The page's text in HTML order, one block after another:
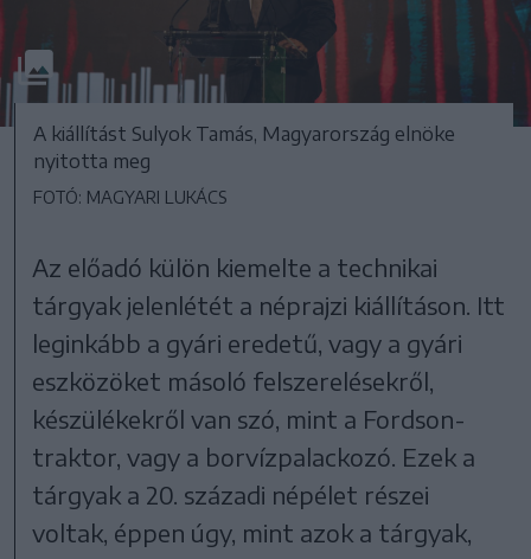
A kiállítást Sulyok Tamás, Magyarország elnöke
nyitotta meg
FOTÓ: MAGYARI LUKÁCS
Az előadó külön kiemelte a technikai
tárgyak jelenlétét a néprajzi kiállításon. Itt
leginkább a gyári eredetű, vagy a gyári
eszközöket másoló felszerelésekről,
készülékekről van szó, mint a Fordson-
traktor, vagy a borvízpalackozó. Ezek a
tárgyak a 20. századi népélet részei
voltak, éppen úgy, mint azok a tárgyak,